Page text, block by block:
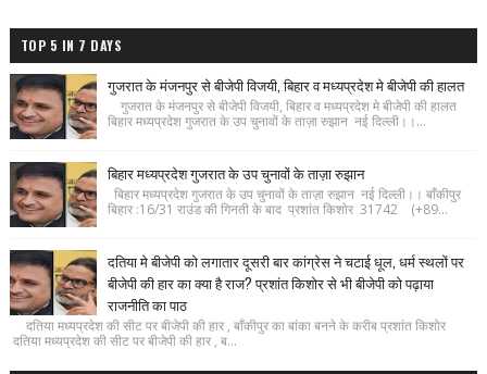
TOP 5 IN 7 DAYS
गुजरात के मंजनपुर से बीजेपी विजयी, बिहार व मध्यप्रदेश मे बीजेपी की हालत
गुजरात के मंजनपुर से बीजेपी विजयी, बिहार व मध्यप्रदेश मे बीजेपी की हालत
बिहार मध्यप्रदेश गुजरात के उप चुनावों के ताज़ा रुझान नई दिल्ली।।...
बिहार मध्यप्रदेश गुजरात के उप चुनावों के ताज़ा रुझान
बिहार मध्यप्रदेश गुजरात के उप चुनावों के ताज़ा रुझान नई दिल्ली।। बाँकीपुर
बिहार :16/31 राउंड की गिनती के बाद प्रशांत किशोर 31742 (+89...
दतिया मे बीजेपी को लगातार दूसरी बार कांग्रेस ने चटाई धूल, धर्म स्थलों पर
बीजेपी की हार का क्या है राज? प्रशांत किशोर से भी बीजेपी को पढ़ाया
राजनीति का पाठ
दतिया मध्यप्रदेश की सीट पर बीजेपी की हार , बाँकीपुर का बांका बनने के करीब प्रशांत किशोर
दतिया मध्यप्रदेश की सीट पर बीजेपी की हार , ब...